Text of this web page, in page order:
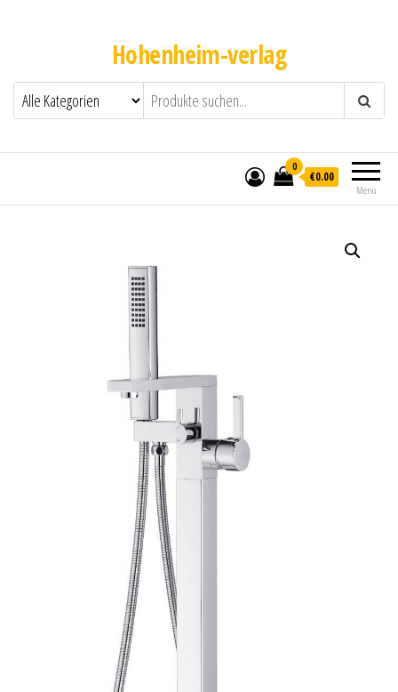
Hohenheim-verlag
Menü
0
€0.00